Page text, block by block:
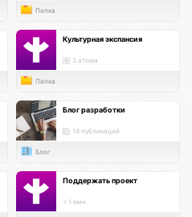
Папка
Культурная экспансия
3 атома
Папка
Блог разработки
14 публикаций
Блог
Поддержать проект
< 1 мин.